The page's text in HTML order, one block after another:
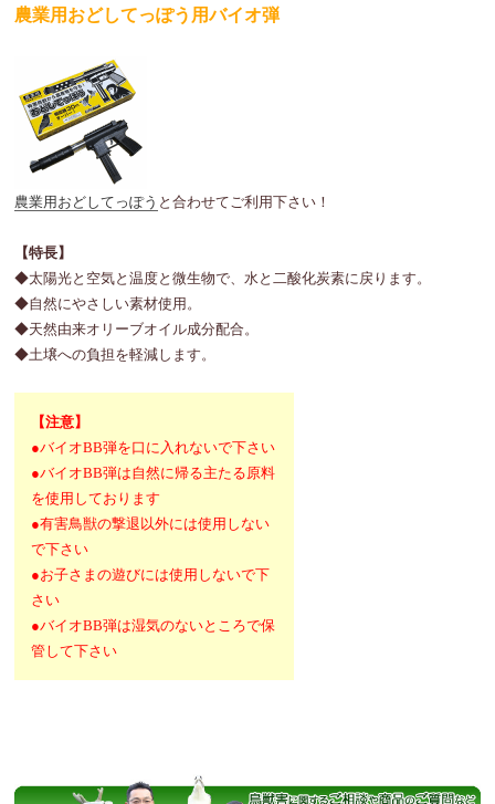
農業用おどしてっぽう用バイオ弾
農業用おどしてっぽう と合わせてご利用下さい！
【特長】
◆太陽光と空気と温度と微生物で、水と二酸化炭素に戻ります。
◆自然にやさしい素材使用。
◆天然由来オリーブオイル成分配合。
◆土壌への負担を軽減します。
【注意】
●バイオBB弾を口に入れないで下さい
●バイオBB弾は自然に帰る主たる原料
を使用しております
●有害鳥獣の撃退以外には使用しない
で下さい
●お子さまの遊びには使用しないで下
さい
●バイオBB弾は湿気のないところで保
管して下さい